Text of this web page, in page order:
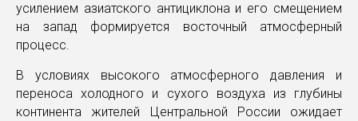
усилением азиатского антициклона и его смещением
на запад формируется восточный атмосферный
процесс.
В условиях высокого атмосферного давления и
переноса холодного и сухого воздуха из глубины
континента жителей Центральной России ожидает